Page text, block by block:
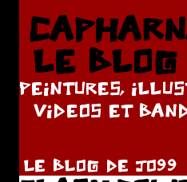
Aller
contenuLE
PEINTURES,
VIDEOS ET
LE BLOG DE JO99